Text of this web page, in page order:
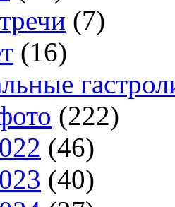
(7)
(16)
(222)
(46)
(40)